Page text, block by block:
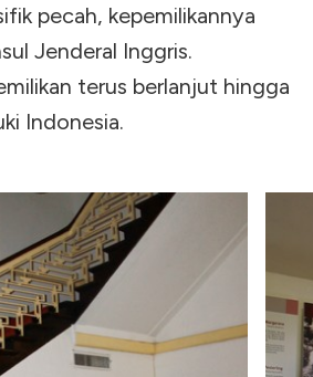
pecah, kepemilikannya
Jenderal Inggris.
terus berlanjut hingga
Indonesia.